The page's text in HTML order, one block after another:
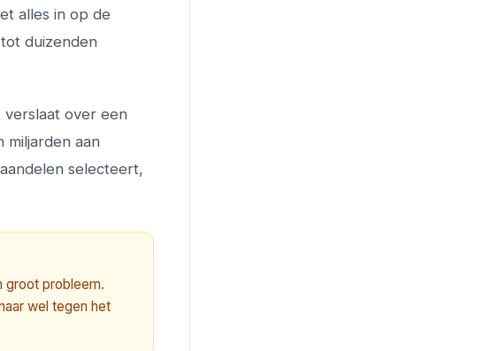
alles in op de
duizenden
over een
miljarden aan
selecteert,
groot probleem.
wel tegen het